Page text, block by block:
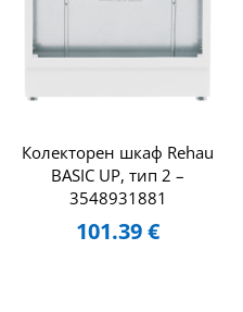
Колекторен шкаф Rehau
BASIC UP, тип 2 –
3548931881
101.39€